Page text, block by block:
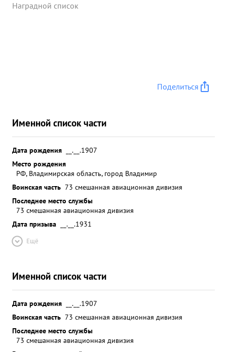
Наградной список
Поделиться
Именной список части
Дата рождения
__.__.1907
Место рождения
РФ, Владимирская область, город Владимир
Воинская часть 73 смешанная авиационная дивизия
Последнее место службы
73 смешанная авиационная дивизия
Дата призыва
__.__.1931
Ещё
Именной список части
Дата рождения
__.__.1907
Воинская часть 73 смешанная авиационная дивизия
Последнее место службы
73 смешанная авиационная дивизия